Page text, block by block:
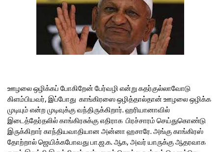
ஊழலை ஒழிக்கப் போகிறேன் பேர்வழி என்று கதர்குல்லாவோடு
கிளம்பியவர், இப்போது காங்கிரஸை ஒழித்தால்தான் ஊழலை ஒழிக்க
முடியும் என்ற முடிவுக்கு வந்திருக்கிறார். ஹரியானாவில்
இடைத்தேர்தலில் காங்கிரசுக்கு எதிராக பிரச்சாரம் செய்துகொண்டு
இருக்கிறார் காந்தியவாதியான அன்னா ஹசாரே. அங்கு காங்கிரஸ்
தோற்றால் ஜெயிக்கபோவது பா.ஜ.க. ஆக, அவர் யாருக்கு ஆதரவாக